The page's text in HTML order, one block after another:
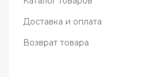
Доставка и оплата
Возврат товара